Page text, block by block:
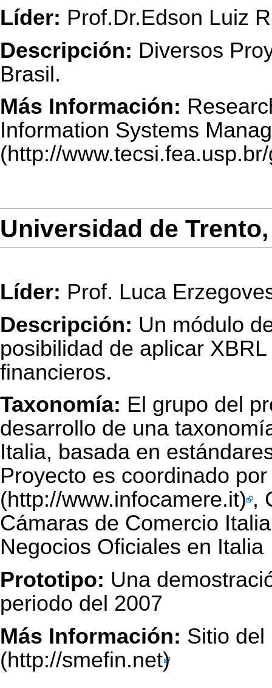
Líder: Prof.Dr.Edson Luiz
Descripción: Diversos
Brasil.
Más Información:
Information Systems
Universidad de
Líder: Prof. Luca
Descripción: Un módulo
posibilidad de aplicar
financieros.
Taxonomía: El grupo del
desarrollo de una
Italia, basada en
Proyecto es coordinado
,
Cámaras de Comercio
Negocios Oficiales en Italia
Prototipo: Una
periodo del 2007
Más Información: Sitio del